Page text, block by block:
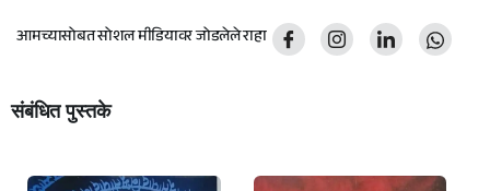
आमच्यासोबत सोशल मीडियावर जोडलेले राहा
संबंधित पुस्तके